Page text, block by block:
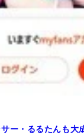
サー・るるたんも